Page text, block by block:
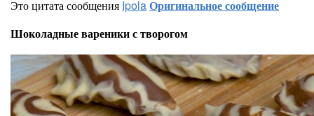
Это цитата сообщения IpolaОригинальное сообщение
Шоколадные вареники с творогом